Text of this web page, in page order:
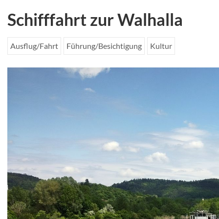
Schifffahrt zur Walhalla
Ausflug/Fahrt Führung/Besichtigung Kultur